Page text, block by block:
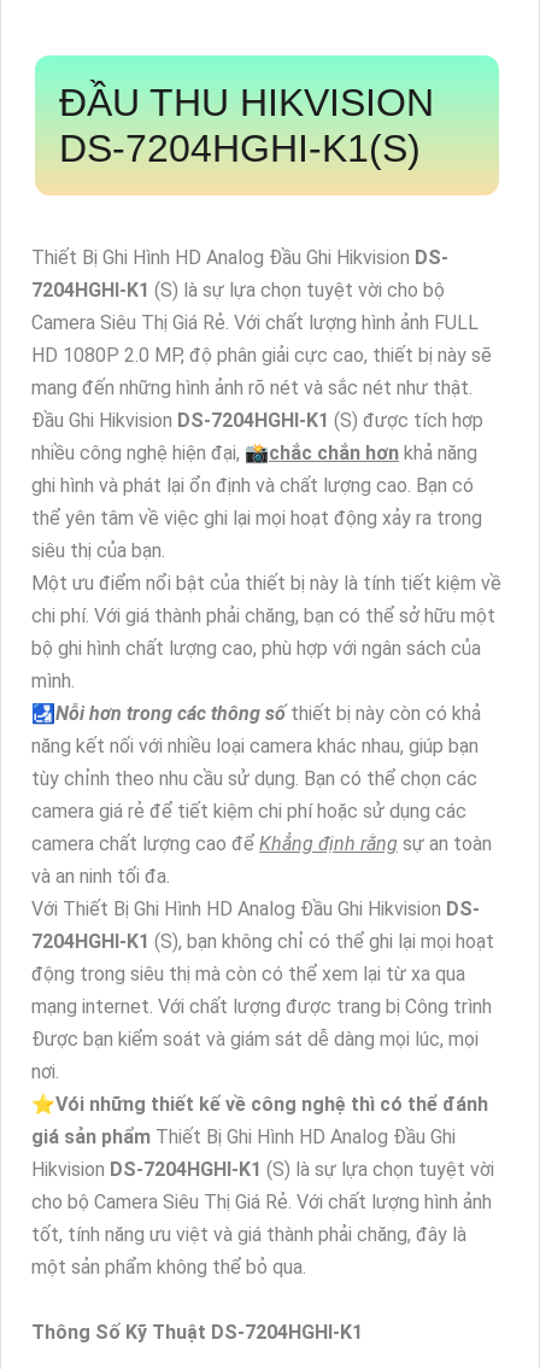
ĐẦU THU HIKVISION
DS-7204HGHI-K1(S)
Thiết Bị Ghi Hình HD Analog Đầu Ghi Hikvision DS-
7204HGHI-K1 (S) là sự lựa chọn tuyệt vời cho bộ
Camera Siêu Thị Giá Rẻ. Với chất lượng hình ảnh FULL
HD 1080P 2.0 MP, độ phân giải cực cao, thiết bị này sẽ
mang đến những hình ảnh rõ nét và sắc nét như thật.
Đầu Ghi Hikvision DS-7204HGHI-K1 (S) được tích hợp
nhiều công nghệ hiện đại, 📸chắc chắn hơn khả năng
ghi hình và phát lại ổn định và chất lượng cao. Bạn có
thể yên tâm về việc ghi lại mọi hoạt động xảy ra trong
siêu thị của bạn.
Một ưu điểm nổi bật của thiết bị này là tính tiết kiệm về
chi phí. Với giá thành phải chăng, bạn có thể sở hữu một
bộ ghi hình chất lượng cao, phù hợp với ngân sách của
mình.
🛃Nỗi hơn trong các thông sốthiết bị này còn có khả
năng kết nối với nhiều loại camera khác nhau, giúp bạn
tùy chỉnh theo nhu cầu sử dụng. Bạn có thể chọn các
camera giá rẻ để tiết kiệm chi phí hoặc sử dụng các
camera chất lượng cao để Khẳng định rằng sự an toàn
và an ninh tối đa.
Với Thiết Bị Ghi Hình HD Analog Đầu Ghi Hikvision DS-
7204HGHI-K1 (S), bạn không chỉ có thể ghi lại mọi hoạt
động trong siêu thị mà còn có thể xem lại từ xa qua
mạng internet. Với chất lượng được trang bị Công trình
Được bạn kiểm soát và giám sát dễ dàng mọi lúc, mọi
nơi.
⭐Vói những thiết kế về công nghệ thì có thể đánh
giá sản phẩm Thiết Bị Ghi Hình HD Analog Đầu Ghi
Hikvision DS-7204HGHI-K1 (S) là sự lựa chọn tuyệt vời
cho bộ Camera Siêu Thị Giá Rẻ. Với chất lượng hình ảnh
tốt, tính năng ưu việt và giá thành phải chăng, đây là
một sản phẩm không thể bỏ qua.
Thông Số Kỹ Thuật DS-7204HGHI-K1